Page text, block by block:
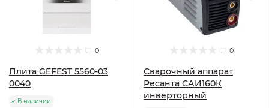
0
Плита GEFEST 5560-03
0040
В наличии
0
Сварочный аппарат
Ресанта САИ160К
инверторный